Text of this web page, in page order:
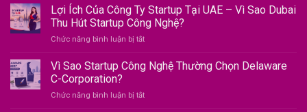
Number
gì?
dịch
xin
FDA,
Lợi Ích Của Công Ty Startup Tại UAE – Vì Sao Dubai
Thu Hút Startup Công Nghệ?
Chức năng bình luận bị tắtở
Ích
Của
Ty
Vì Sao Startup Công Nghệ Thường Chọn Delaware
C-Corporation?
Chức năng bình luận bị tắtở